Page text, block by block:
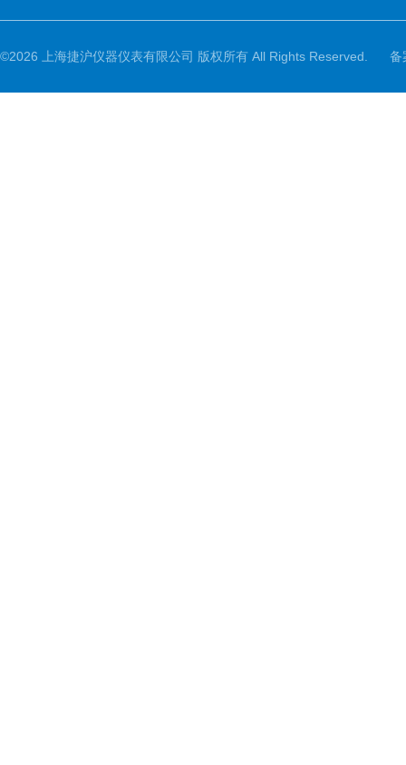
©2026 上海捷沪仪器仪表有限公司 版权所有 All Rights Reserved. 备